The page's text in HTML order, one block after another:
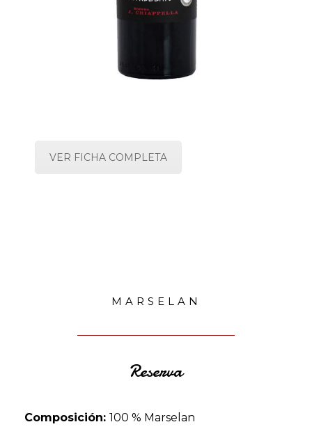
VER FICHA COMPLETA
MARSELAN
Reserva
Composición: 100 % Marselan